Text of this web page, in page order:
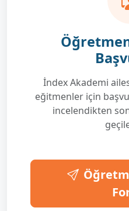
İndex Akademi
eğitmenler için
incelendikten